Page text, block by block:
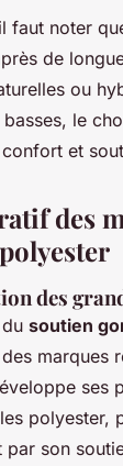
faut noter
de
ou
le
et
des
des
soutien
marques
ses
polyester,
par son